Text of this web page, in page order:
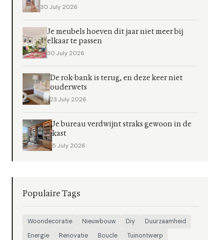
30 July 2026
Je meubels hoeven dit jaar niet meer bij
elkaar te passen
30 July 2026
De rok-bank is terug, en deze keer niet
ouderwets
23 July 2026
Je bureau verdwijnt straks gewoon in de
kast
5 July 2026
Populaire Tags
Woondecoratie Nieuwbouw Diy
Duurzaamheid
Energie
Renovatie Boucle
Tuinontwerp